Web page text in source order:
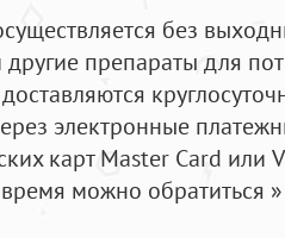
без
другие препараты для
доставляются
электронные
карт Master Card или
можно обратиться